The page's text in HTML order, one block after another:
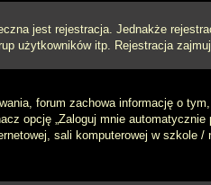
jest rejestracja. Jednakże
użytkowników itp. Rejestracja
forum zachowa informację o
opcję „Zaloguj mnie
sali komputerowej w